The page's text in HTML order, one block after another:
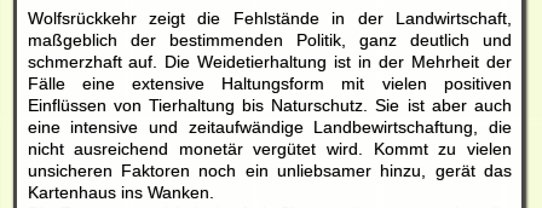
Wolfsrückkehr zeigt die Fehlstände in der Landwirtschaft,
maßgeblich der bestimmenden Politik, ganz deutlich und
schmerzhaft auf. Die Weidetierhaltung ist in der Mehrheit der
Fälle eine extensive Haltungsform mit vielen positiven
Einflüssen von Tierhaltung bis Naturschutz. Sie ist aber auch
eine intensive und zeitaufwändige Landbewirtschaftung, die
nicht ausreichend monetär vergütet wird. Kommt zu vielen
unsicheren Faktoren noch ein unliebsamer hinzu, gerät das
Kartenhaus ins Wanken.